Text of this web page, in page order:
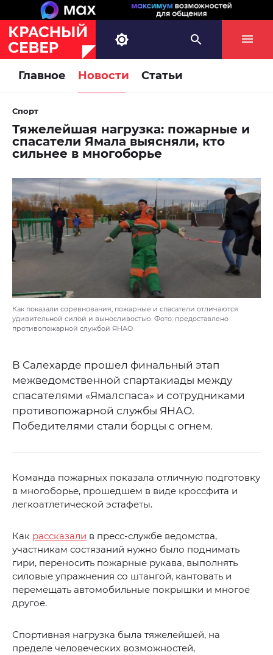
Главное Новости Статьи
Спорт
Тяжелейшая нагрузка: пожарные и
спасатели Ямала выясняли, кто
сильнее в многоборье
Как показали соревнования, пожарные и спасатели отличаются
удивительной силой и выносливостью. Фото: предоставлено
противопожарной службой ЯНАО
В Салехарде прошел финальный этап
межведомственной спартакиады между
спасателями «Ямалспаса» и сотрудниками
противопожарной службы ЯНАО.
Победителями стали борцы с огнем.
Команда пожарных показала отличную подготовку
в многоборье, прошедшем в виде кроссфита и
легкоатлетической эстафеты.
Как рассказали в пресс-службе ведомства,
участникам состязаний нужно было поднимать
гири, переносить пожарные рукава, выполнять
силовые упражнения со штангой, кантовать и
перемещать автомобильные покрышки и многое
другое.
Спортивная нагрузка была тяжелейшей, на
пределе человеческих возможностей,